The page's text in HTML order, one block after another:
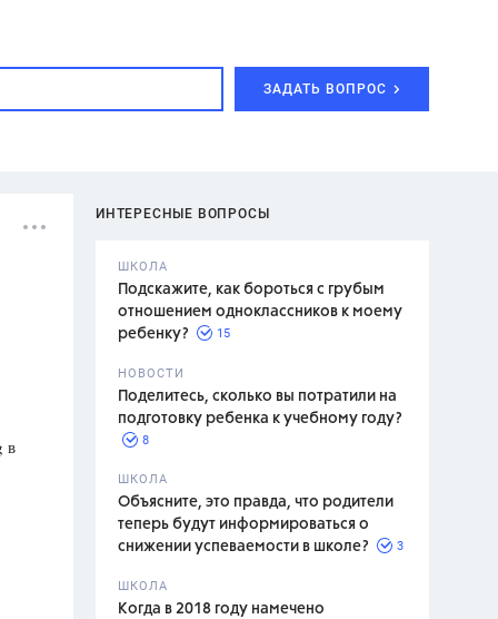
ЗАДАТЬ ВОПРОС
ИНТЕРЕСНЫЕ ВОПРОСЫ
ШКОЛА
Подскажите, как бороться с грубым
отношением одноклассников к моему
ребенку?
15
НОВОСТИ
Поделитесь, сколько вы потратили на
подготовку ребенка к учебному году?
8
ШКОЛА
Объясните, это правда, что родители
теперь будут информироваться о
снижении успеваемости в школе?
3
ШКОЛА
Когда в 2018 году намечено
в